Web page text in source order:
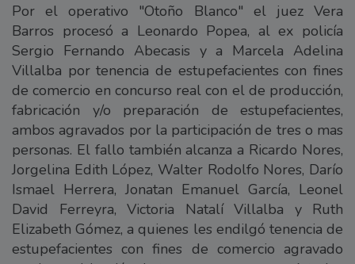
Por el operativo "Otoño Blanco" el juez Vera
Barros procesó a Leonardo Popea, al ex policía
Sergio Fernando Abecasis y a Marcela Adelina
Villalba por tenencia de estupefacientes con fines
de comercio en concurso real con el de producción,
fabricación y/o preparación de estupefacientes,
ambos agravados por la participación de tres o mas
personas. El fallo también alcanza a Ricardo Nores,
Jorgelina Edith López, Walter Rodolfo Nores, Darío
Ismael Herrera, Jonatan Emanuel García, Leonel
David Ferreyra, Victoria Natalí Villalba y Ruth
Elizabeth Gómez, a quienes les endilgó tenencia de
estupefacientes con fines de comercio agravado